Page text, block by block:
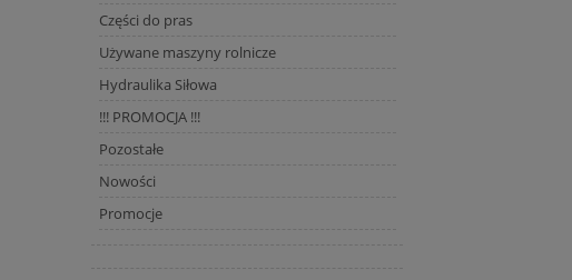
Części do pras
Używane maszyny rolnicze
Hydraulika Siłowa
!!! PROMOCJA !!!
Pozostałe
Nowości
Promocje